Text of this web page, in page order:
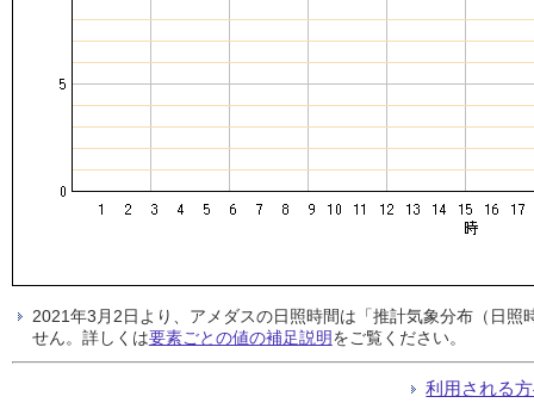
2021年3月2日より、アメダスの日照時間は「推計気象分布（日
せん。詳しくは要素ごとの値の補足説明をご覧ください。
利用される